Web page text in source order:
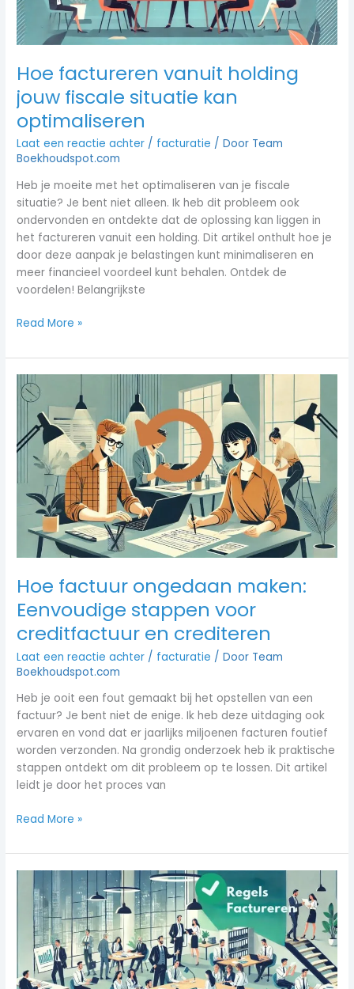
Hoe factureren vanuit holding
jouw fiscale situatie kan
optimaliseren
Laat een reactie achter / facturatie / Door Team
Boekhoudspot.com
Heb je moeite met het optimaliseren van je fiscale
situatie? Je bent niet alleen. Ik heb dit probleem ook
ondervonden en ontdekte dat de oplossing kan liggen in
het factureren vanuit een holding. Dit artikel onthult hoe je
door deze aanpak je belastingen kunt minimaliseren en
meer financieel voordeel kunt behalen. Ontdek de
voordelen! Belangrijkste
optimaliseren
Read More »
Hoe factuur ongedaan maken:
Eenvoudige stappen voor
creditfactuur en crediteren
Laat een reactie achter / facturatie / Door Team
Boekhoudspot.com
Heb je ooit een fout gemaakt bij het opstellen van een
factuur? Je bent niet de enige. Ik heb deze uitdaging ook
ervaren en vond dat er jaarlijks miljoenen facturen foutief
worden verzonden. Na grondig onderzoek heb ik praktische
stappen ontdekt om dit probleem op te lossen. Dit artikel
leidt je door het proces van
Hoe
factuur
ongedaan
maken:
Eenvoudige
stappen
voor
creditfactuur
crediteren
Read More »
Regels
Factureren:
Alles
Over
Facturen
Factureren